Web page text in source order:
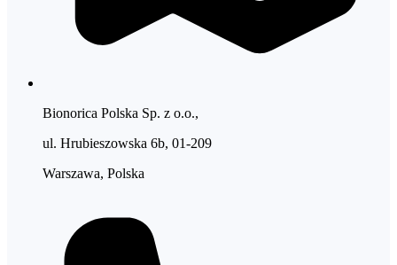
Bionorica Polska Sp. z o.o.,
ul. Hrubieszowska 6b, 01-209
Warszawa, Polska